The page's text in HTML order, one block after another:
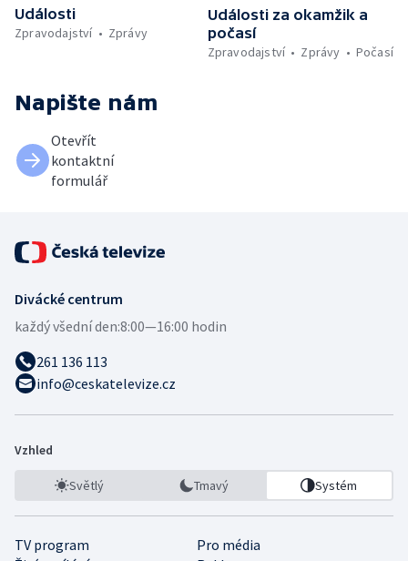
Události
Zpravodajství
Zprávy
Události za okamžik a
počasí
Zpravodajství
Zprávy Počasí
Napište nám
Otevřít
kontaktní
formulář
Divácké centrum
každý všední den:8:00—16:00 hodin
261 136 113
info@ceskatelevize.cz
Vzhled
Světlý Tmavý Systém
TV program
Pro média